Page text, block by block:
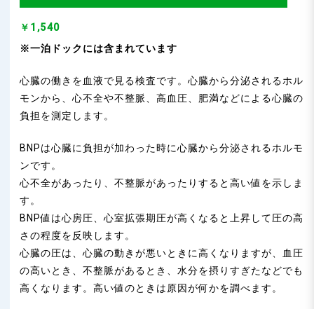
￥1,540
※一泊ドックには含まれています
心臓の働きを血液で見る検査です。心臓から分泌されるホル
モンから、心不全や不整脈、高血圧、肥満などによる心臓の
負担を測定します。
BNPは心臓に負担が加わった時に心臓から分泌されるホルモ
ンです。
心不全があったり、不整脈があったりすると高い値を示しま
す。
BNP値は心房圧、心室拡張期圧が高くなると上昇して圧の高
さの程度を反映します。
心臓の圧は、心臓の動きが悪いときに高くなりますが、血圧
の高いとき、不整脈があるとき、水分を摂りすぎたなどでも
高くなります。高い値のときは原因が何かを調べます。